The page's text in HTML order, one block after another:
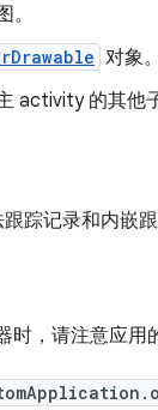
。
对象。
activity 的其他
踪记录和内嵌跟
时，请注意应用